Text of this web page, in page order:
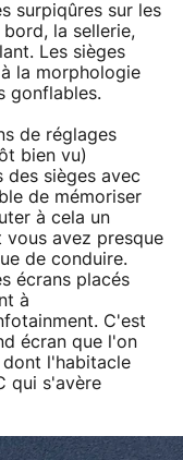
surpiqûres sur les
la sellerie,
Les sièges
la morphologie
gonflables.
de réglages
bien vu)
sièges avec
de mémoriser
à cela un
avez presque
de conduire.
écrans placés
à
C'est
écran que l'on
l'habitacle
qui s'avère